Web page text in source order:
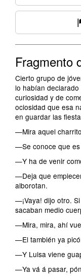
Fragmento
Cierto grupo de
lo habían
curiosidad y de
ociosidad que esa
en guardar las
—Mira aquel
—Se conoce que
—Y ha de venir
—Deja que
alborotan.
—¡Vaya! dijo otro.
sacaban medio
—Mira, mira, ahí
—El también ya
—Y Luisa viene
—Ya vá á pasar,